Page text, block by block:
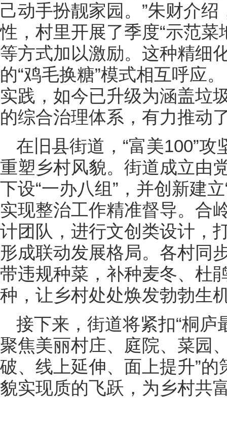
己动手扮靓家园。”朱财介
性，村里开展了季度“示范
等方式加以激励。这种精细
的“鸡毛换糖”模式相互呼应
实践，如今已升级为涵盖垃
的综合治理体系，有力推动
在旧县街道，“富美100”
重塑乡村风貌。街道成立由
下设“一办八组”，并创新建
实现整治工作精准督导。合
计团队，进行文创类设计，
形成联动发展格局。各村同
带违规种菜，补种麦冬、杜
种，让乡村处处焕发勃勃生
接下来，街道将紧扣“桐庐
聚焦美丽村庄、庭院、菜园
破、线上延伸、面上提升”
貌实现质的飞跃，为乡村共